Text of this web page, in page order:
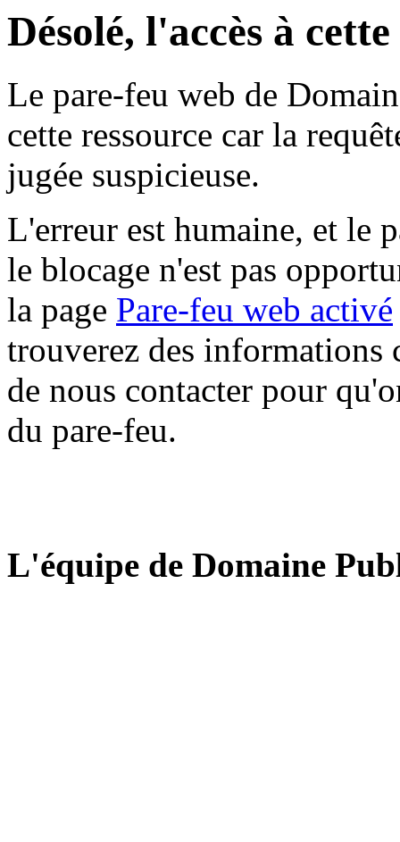
Désolé, l'accès à
Le pare-feu web de
cette ressource car la
jugée suspicieuse.
L'erreur est humaine, et le
le blocage n'est pas
la page Pare-feu web activé
trouverez des informations
de nous contacter pour
du pare-feu.
L'équipe de Domaine